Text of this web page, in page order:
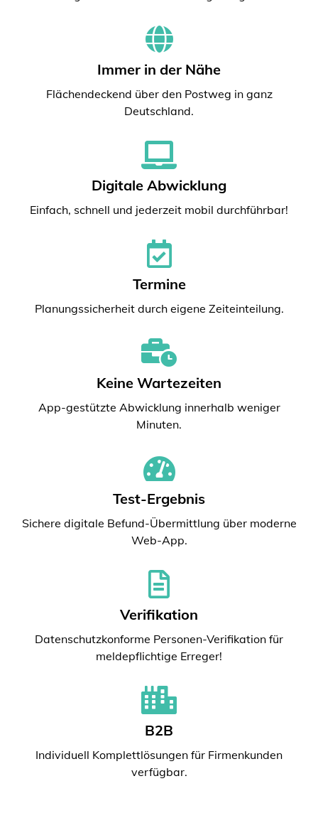
Immer in der Nähe
Flächendeckend über den Postweg in ganz
Deutschland.
Digitale Abwicklung
Einfach, schnell und jederzeit mobil durchführbar!
Termine
Planungssicherheit durch eigene Zeiteinteilung.
Keine Wartezeiten
App-gestützte Abwicklung innerhalb weniger
Minuten.
Test-Ergebnis
Sichere digitale Befund-Übermittlung über moderne
Web-App.
Verifikation
Datenschutzkonforme Personen-Verifikation für
meldepflichtige Erreger!
B2B
Individuell Komplettlösungen für Firmenkunden
verfügbar.